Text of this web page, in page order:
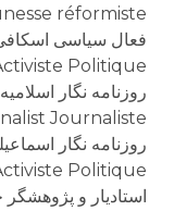
réformiste
Politique
Journaliste
Politique
استاديار و